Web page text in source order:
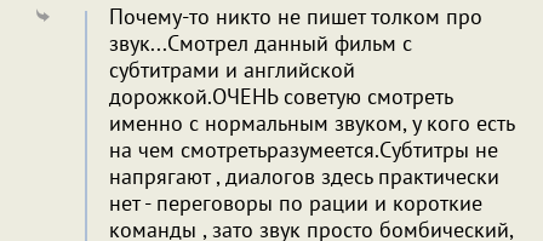
Почему-то никто не пишет толком про
звук...Смотрел данный фильм с
субтитрами и английской
дорожкой.ОЧЕНЬ советую смотреть
именно с нормальным звуком, у кого есть
на чем смотретьразумеется.Субтитры не
напрягают , диалогов здесь практически
нет - переговоры по рации и короткие
команды , зато звук просто бомбический,